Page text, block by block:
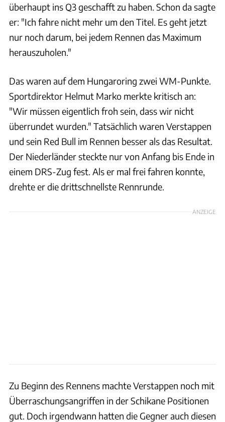
überhaupt ins Q3 geschafft zu haben. Schon da sagte
er: "Ich fahre nicht mehr um den Titel. Es geht jetzt
nur noch darum, bei jedem Rennen das Maximum
herauszuholen."
Das waren auf dem Hungaroring zwei WM-Punkte.
Sportdirektor Helmut Marko merkte kritisch an:
"Wir müssen eigentlich froh sein, dass wir nicht
überrundet wurden." Tatsächlich waren Verstappen
und sein Red Bull im Rennen besser als das Resultat.
Der Niederländer steckte nur von Anfang bis Ende in
einem DRS-Zug fest. Als er mal frei fahren konnte,
drehte er die drittschnellste Rennrunde.
ANZEIGE
Zu Beginn des Rennens machte Verstappen noch mit
Überraschungsangriffen in der Schikane Positionen
gut. Doch irgendwann hatten die Gegner auch diesen